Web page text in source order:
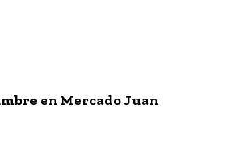
en Mercado Juan